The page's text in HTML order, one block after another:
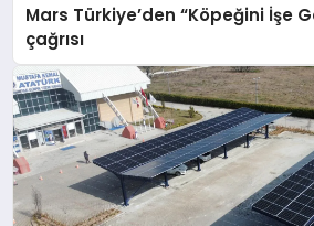
Mars Türkiye’den “Köpeğini İşe
çağrısı